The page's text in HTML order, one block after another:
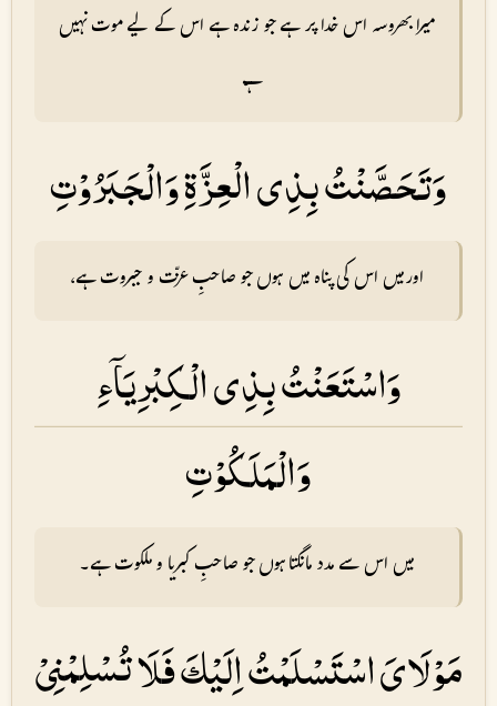
میرا بھروسہ اس خدا پر ہے جو زندہ ہے اس کے لیے موت نہیں
ہے
وَتَحَصَّنْتُ بِذِى الْعِزَّةِ وَالْجَبَرُوْتِ
اور میں اس کی پناہ میں ہوں جو صاحبِ عزّت و جبروت ہے،
وَاسْتَعَنْتُ بِذِى الْكِبْرِيَاۤءِ
وَالْمَلَكُوْتِ
میں اس سے مدد مانگتا ہوں جو صاحبِ کبریا و ملکوت ہے۔
مَوْلَاىَ اسْتَسْلَمْتُ اِلَيْكَ فَلَا تُسْلِمْنِىْ